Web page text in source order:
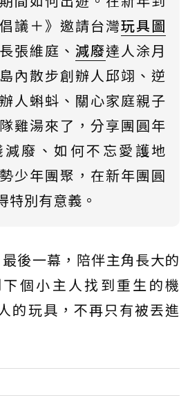
議＋》邀請台灣玩具圖
張維庭、 減廢達人涂月
內散步創辦人邱翊、逆
人蝌蚪、關心家庭親子
雞湯來了，分享團圓年
廢、如何不忘愛護地
少年團聚，在新年團圓
特別有意義。
最後一幕，陪伴主角長大的
個小主人找到重生的機
的玩具，不再只有被丟進